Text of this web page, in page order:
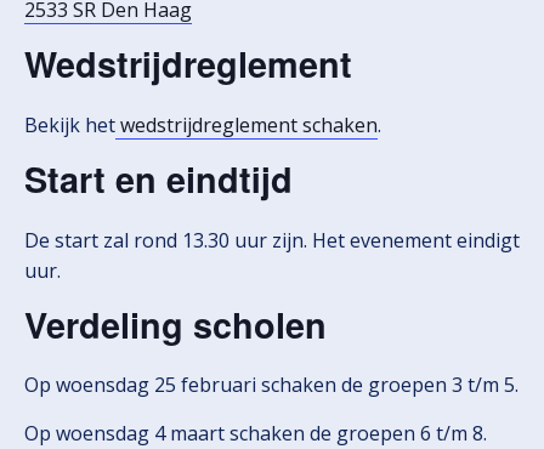
2533 SR Den Haag
Wedstrijdreglement
Bekijk hetwedstrijdreglement schaken.
Start en eindtijd
De start zal rond 13.30 uur zijn. Het evenement eindigt
uur.
Verdeling scholen
Op woensdag 25 februari schaken de groepen 3 t/m 5.
Op woensdag 4 maart schaken de groepen 6 t/m 8.